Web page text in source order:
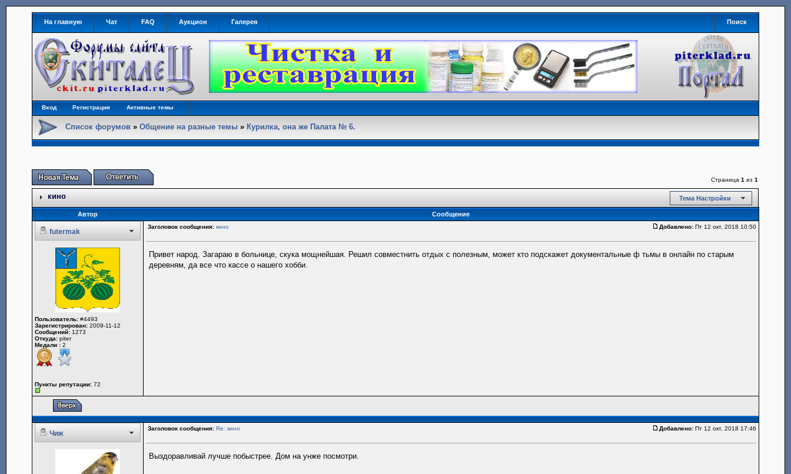
На главную Чат FAQ Аукцион Галерея Поиск
Вход Регистрация Активные темы
Список форумов» Общение на разные темы» Курилка, она же Палата № 6.
Страница 1 из 1
кино Тема Настройки
Автор Сообщение
futermak
Заголовок сообщения: кино Добавлено:Пт 12 окт, 2018 10:50
Пользователь:#4493
Зарегистрирован:2009-11-12
Сообщений:1273
Откуда:piter
Медали :2
Пункты репутации:72
Привет народ. Загараю в больнице, скука мощнейшая. Решил совместнить отдых с полезным, может кто подскажет документальные ф тьмы в онлайн по старым
деревням, да все что кассе о нашего хобби.
Чиж
Заголовок сообщения: Re: кино Добавлено:Пт 12 окт, 2018 17:46
Выздоравливай лучше побыстрее. Дом на унже посмотри.